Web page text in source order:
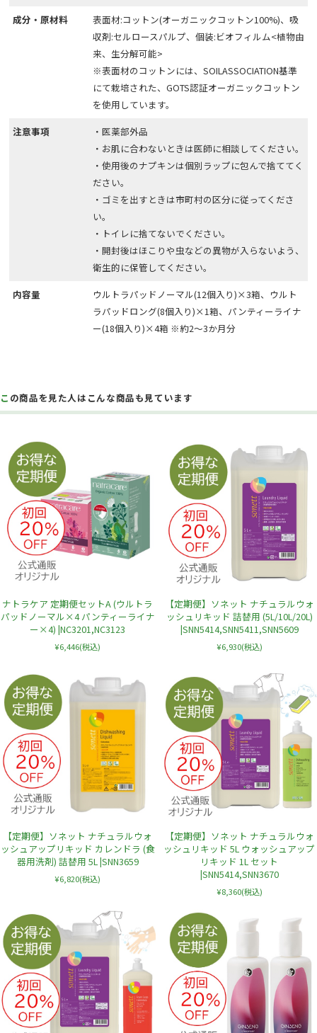
成分・原材料
表面材:コットン(オーガニックコットン100%)、吸
収剤:セルロースパルプ、個装:ビオフィルム<植物由
来、生分解可能>
※表面材のコットンには、SOILASSOCIATION基準
にて栽培された、GOTS認証オーガニックコットン
を使用しています。
注意事項
・医薬部外品
・お肌に合わないときは医師に相談してください。
・使用後のナプキンは個別ラップに包んで捨ててく
ださい。
・ゴミを出すときは市町村の区分に従ってくださ
い。
・トイレに捨てないでください。
・開封後はほこりや虫などの異物が入らないよう、
衛生的に保管してください。
内容量
ウルトラパッドノーマル(12個入り)×3箱、ウルト
ラパッドロング(8個入り)×1箱、パンティーライナ
ー(18個入り)×4箱 ※約2～3か月分
この商品を見た人はこんな商品も見ています
ナトラケア 定期便セットA (ウルトラ
パッドノーマル×4 パンティーライナ
ー×4) |NC3201,NC3123
¥6,446(税込)
【定期便】ソネット ナチュラルウォ
ッシュリキッド 詰替用 (5L/10L/20L)
|SNN5414,SNN5411,SNN5609
¥6,930(税込)
【定期便】ソネット ナチュラルウォ
ッシュアップリキッド カレンドラ (食
器用洗剤) 詰替用 5L |SNN3659
¥6,820(税込)
【定期便】ソネット ナチュラルウォ
ッシュリキッド 5L ウォッシュアップ
リキッド 1L セット
|SNN5414,SNN3670
¥8,360(税込)